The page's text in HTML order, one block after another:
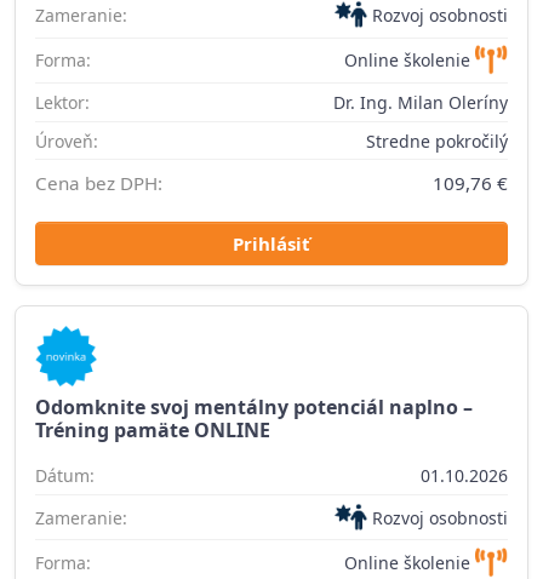
Zameranie:
Rozvoj osobnosti
Forma:
Online školenie
Lektor:
Dr. Ing. Milan Oleríny
Úroveň:
Stredne pokročilý
Cena bez DPH: 109,76 €
Prihlásiť
Odomknite svoj mentálny potenciál naplno –
Tréning pamäte ONLINE
Dátum:
01.10.2026
Zameranie:
Rozvoj osobnosti
Forma:
Online školenie